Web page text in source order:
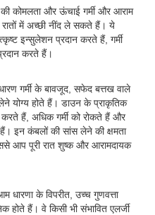
कोमलता और ऊंचाई गर्मी और आराम
में अच्छी नींद ले सकते हैं। ये
इन्सुलेशन प्रदान करते हैं, गर्मी
करते हैं।
गर्मी के बावजूद, सफेद बत्तख वाले
होते हैं। डाउन के प्राकृतिक
हैं, अधिक गर्मी को रोकते हैं और
इन कंबलों की सांस लेने की क्षमता
आप पूरी रात शुष्क और आरामदायक
धारणा के विपरीत, उच्च गुणवत्ता
होते हैं। वे किसी भी संभावित एलर्जी